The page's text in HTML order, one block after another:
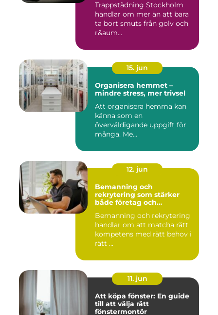
Trappstädning Stockholm
handlar om mer än att bara
ta bort smuts från golv och
r&aum...
15. jun
Organisera hemmet –
mindre stress, mer trivsel
Att organisera hemma kan
känna som en
överväldigande uppgift för
många. Me...
12. jun
Bemanning och
rekrytering som stärker
både företag och
Bemanning och rekrytering
handlar om att matcha rätt
kompetens med rätt behov i
rätt ...
11. jun
Att köpa fönster: En guide
till att välja rätt
fönstermontör